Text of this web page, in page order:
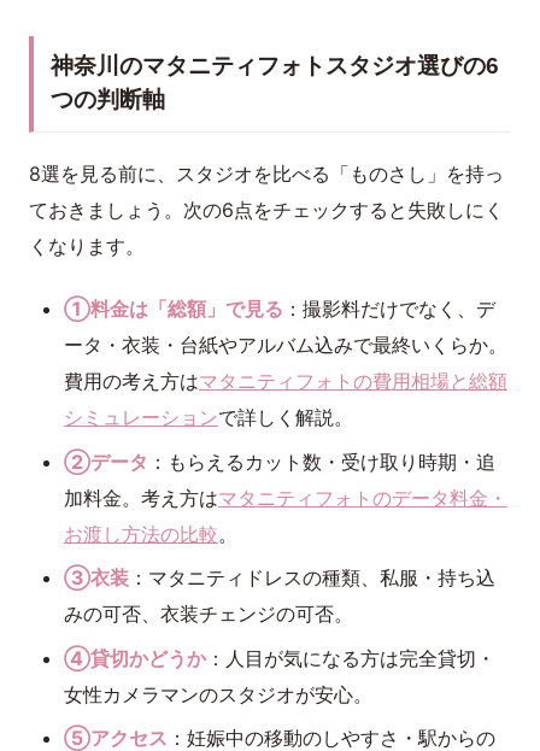
神奈川のマタニティフォトスタジオ選びの6
つの判断軸
8選を見る前に、スタジオを比べる「ものさし」を持っ
ておきましょう。次の6点をチェックすると失敗しにく
くなります。
①料金は「総額」で見る ：撮影料だけでなく、デ
ータ・衣装・台紙やアルバム込みで最終いくらか。
費用の考え方はマタニティフォトの費用相場と総額
シミュレーションで詳しく解説。
②データ ：もらえるカット数・受け取り時期・追
加料金。考え方はマタニティフォトのデータ料金・
お渡し方法の比較。
③衣装：マタニティドレスの種類、私服・持ち込
みの可否、衣装チェンジの可否。
④貸切かどうか：人目が気になる方は完全貸切・
女性カメラマンのスタジオが安心。
⑤アクセス ：妊娠中の移動のしやすさ・駅からの